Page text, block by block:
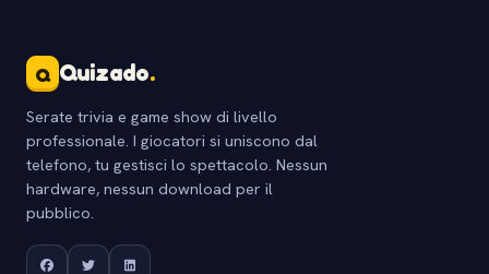
Q Quizado.
Serate trivia e game show di livello
professionale. I giocatori si uniscono dal
telefono, tu gestisci lo spettacolo. Nessun
hardware, nessun download per il
pubblico.